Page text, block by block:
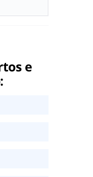
e